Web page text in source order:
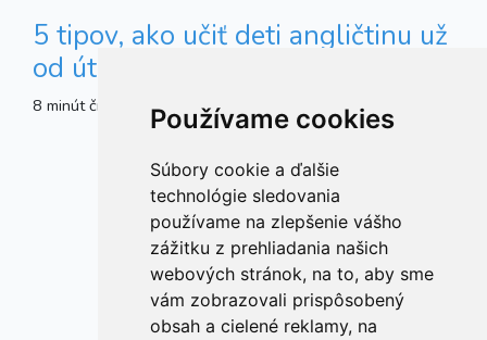
Používame cookies
Súbory cookie a ďalšie
technológie sledovania
používame na zlepšenie vášho
zážitku z prehliadania našich
webových stránok, na to, aby sme
vám zobrazovali prispôsobený
obsah a cielené reklamy, na
5 tipov, ako učiť deti angličtinu už
od útleho veku
8 minút čítania Rodina a výchova